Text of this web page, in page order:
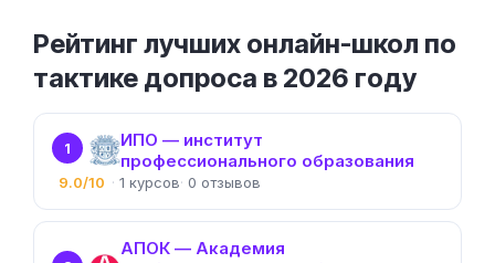
Рейтинг лучших онлайн-школ по
тактике допроса в 2026 году
1
ИПО — институт
профессионального образования
9.0/10 1 0
АПОК — Академия